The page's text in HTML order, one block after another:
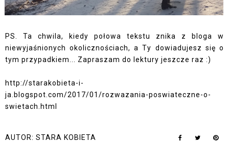
PS. Ta chwila, kiedy połowa tekstu znika z bloga w
niewyjaśnionych okolicznościach, a Ty dowiadujesz się o
tym przypadkiem... Zapraszam do lektury jeszcze raz :)
http://starakobieta-i-
ja.blogspot.com/2017/01/rozwazania-poswiateczne-o-
swietach.html
AUTOR: STARA KOBIETA